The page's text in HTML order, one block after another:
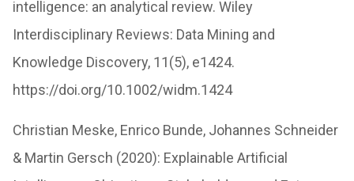
intelligence: an analytical review. Wiley
Interdisciplinary Reviews: Data Mining and
Knowledge Discovery, 11(5), e1424.
https://doi.org/10.1002/widm.1424
Christian Meske, Enrico Bunde, Johannes Schneider
& Martin Gersch (2020): Explainable Artificial